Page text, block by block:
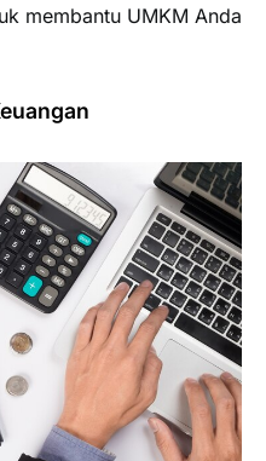
membantu UMKM Anda